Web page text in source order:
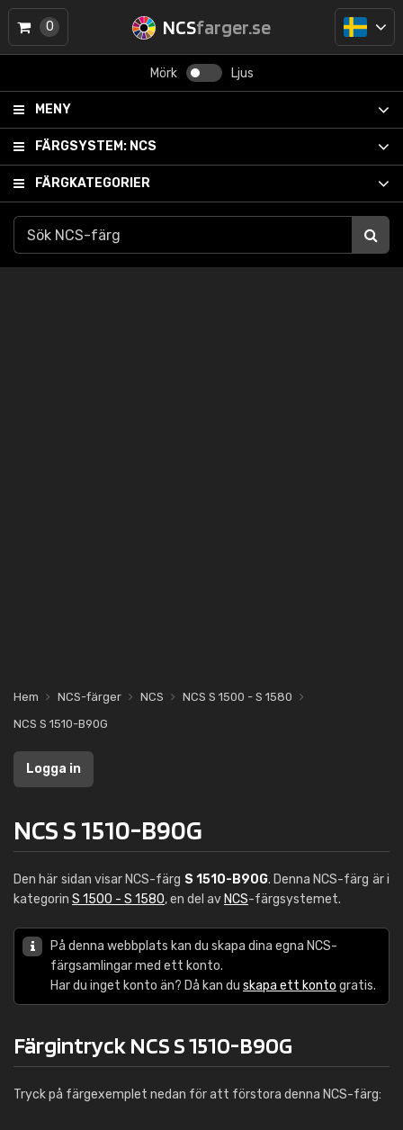
NCSfarger.se
Mörk Ljus
MENY
FÄRGSYSTEM: NCS
FÄRGKATEGORIER
0
Hem NCS-färger NCS
NCS S 1500 - S 1580
NCS S 1510-B90G
Logga in
NCS S 1510-B90G
Den här sidan visar NCS-färg S 1510-B90G. Denna NCS-färg är i
kategorin S 1500 - S 1580, en del av NCS-färgsystemet.
På denna webbplats kan du skapa dina egna NCS-
färgsamlingar med ett konto.
Har du inget konto än? Då kan du skapa ett konto gratis.
Färgintryck NCS S 1510-B90G
Tryck på färgexemplet nedan för att förstora denna NCS-färg: